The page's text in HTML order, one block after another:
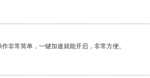
非常简单，一键加速就能开启，非常方便。